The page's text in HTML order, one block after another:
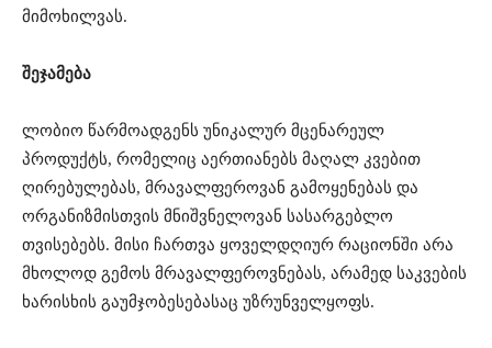
მიმოხილვას.
შეჯამება
ლობიო წარმოადგენს უნიკალურ მცენარეულ
პროდუქტს, რომელიც აერთიანებს მაღალ კვებით
ღირებულებას, მრავალფეროვან გამოყენებას და
ორგანიზმისთვის მნიშვნელოვან სასარგებლო
თვისებებს. მისი ჩართვა ყოველდღიურ რაციონში არა
მხოლოდ გემოს მრავალფეროვნებას, არამედ საკვების
ხარისხის გაუმჯობესებასაც უზრუნველყოფს.